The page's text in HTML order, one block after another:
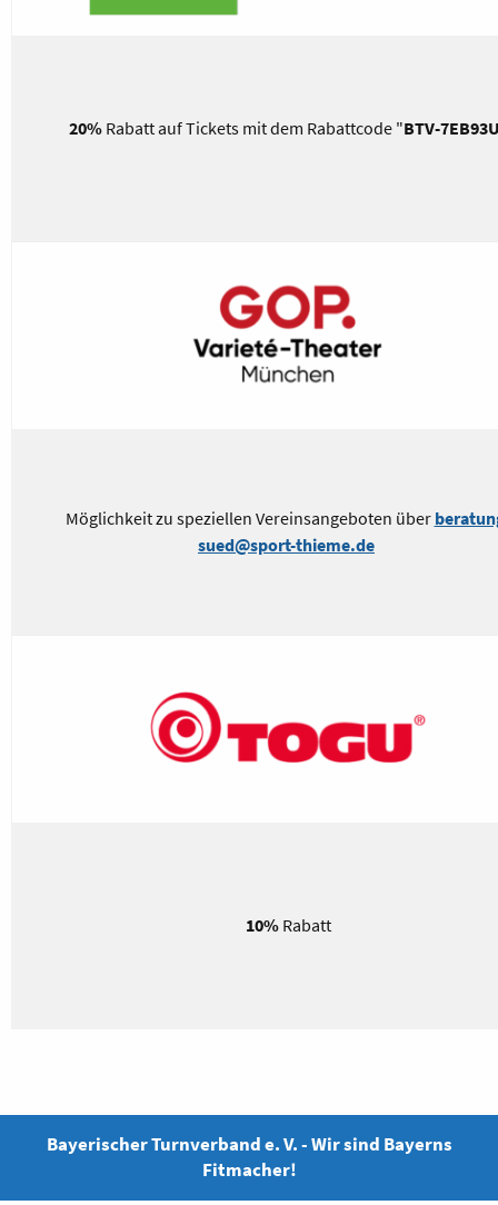
20% Rabatt auf Tickets mit dem Rabattcode "BTV-
Möglichkeit zu speziellen Vereinsangeboten über
sued@sport-thieme.de
10% Rabatt
Bayerischer Turnverband e. V. - Wir sind Bayerns
Fitmacher!